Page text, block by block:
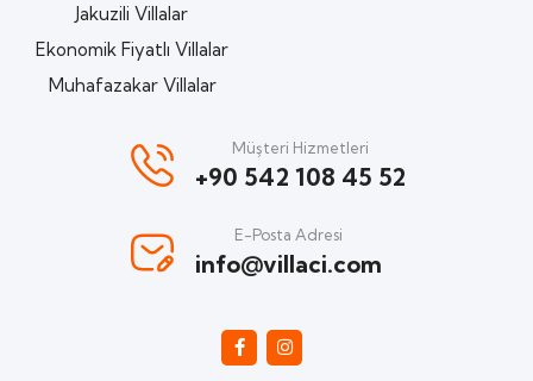
Jakuzili Villalar
Ekonomik Fiyatlı Villalar
Muhafazakar Villalar
Müşteri Hizmetleri
+90 542 108 45 52
E-Posta Adresi
info@villaci.com